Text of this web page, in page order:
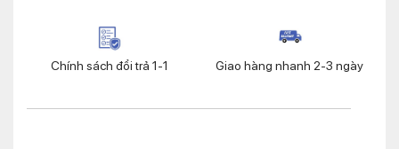
Chính sách đổi trả 1-1 Giao hàng nhanh 2-3 ngày